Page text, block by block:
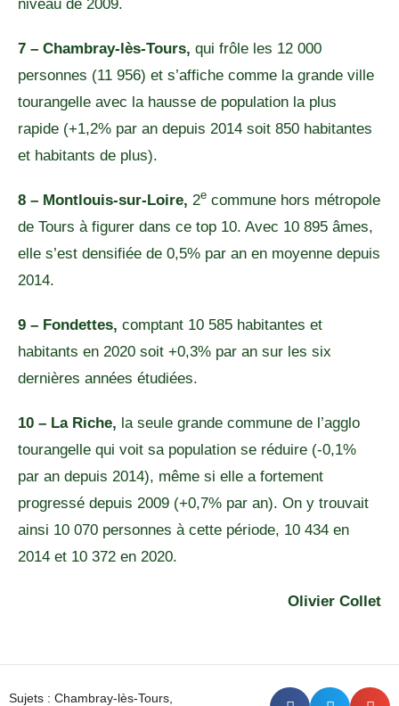
niveau de 2009.
7 – Chambray-lès-Tours, qui frôle les 12 000
personnes (11 956) et s’affiche comme la grande ville
tourangelle avec la hausse de population la plus
rapide (+1,2% par an depuis 2014 soit 850 habitantes
et habitants de plus).
8 – Montlouis-sur-Loire, 2e commune hors métropole
de Tours à figurer dans ce top 10. Avec 10 895 âmes,
elle s’est densifiée de 0,5% par an en moyenne depuis
2014.
9 – Fondettes, comptant 10 585 habitantes et
habitants en 2020 soit +0,3% par an sur les six
dernières années étudiées.
10 – La Riche, la seule grande commune de l’agglo
tourangelle qui voit sa population se réduire (-0,1%
par an depuis 2014), même si elle a fortement
progressé depuis 2009 (+0,7% par an). On y trouvait
ainsi 10 070 personnes à cette période, 10 434 en
2014 et 10 372 en 2020.
Olivier Collet
Sujets : Chambray-lès-Tours